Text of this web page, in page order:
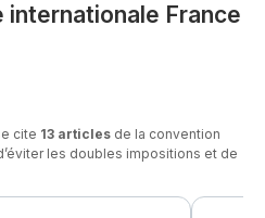
France
cite 13 articles de la convention
les doubles impositions et de